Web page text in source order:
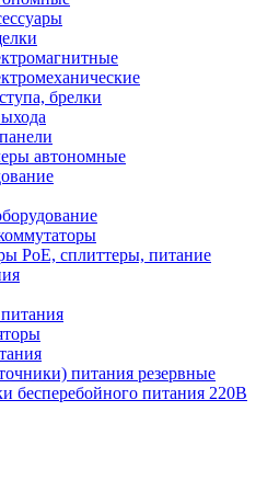
брелки
автономные
РоЕ, сплиттеры, питание
питания резервные
бесперебойного питания 220В